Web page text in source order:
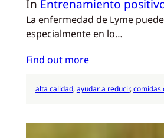
In Entrenamiento
La enfermedad de Lyme
especialmente en lo…
Find out more
alta calidad, ayudar a reducir, comidas